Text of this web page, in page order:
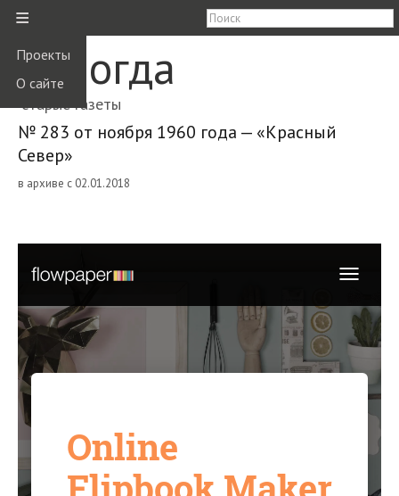
≡
Проекты
О сайте
Вологда
старые газеты
№ 283 от ноября 1960 года — «Красный
Север»
в архиве с 02.01.2018